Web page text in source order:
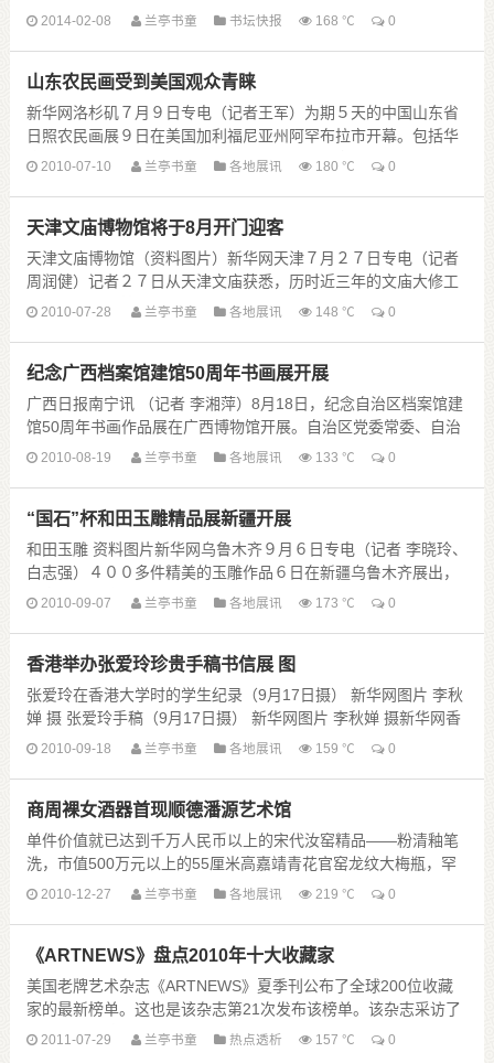
行。常沙娜、赵之硕、陈若菊、王建中、邱春林以及张春雷等工
2014-02-08 兰亭书童 书坛快报 168 ℃ 0
山东农民画受到美国观众青睐
新华网洛杉矶７月９日专电（记者王军）为期５天的中国山东省
日照农民画展９日在美国加利福尼亚州阿罕布拉市开幕。包括华
裔观众在内的美国观众被具有浓郁中国乡土气息的作品......
2010-07-10 兰亭书童 各地展讯 180 ℃ 0
天津文庙博物馆将于8月开门迎客
天津文庙博物馆（资料图片）新华网天津７月２７日专电（记者
周润健）记者２７日从天津文庙获悉，历时近三年的文庙大修工
程及布展工作基本结束，以崭新面貌示人的天津文庙......
2010-07-28 兰亭书童 各地展讯 148 ℃ 0
纪念广西档案馆建馆50周年书画展开展
广西日报南宁讯 （记者 李湘萍）8月18日，纪念自治区档案馆建
馆50周年书画作品展在广西博物馆开展。自治区党委常委、自治
区常务副主席李金早，自治区党委常委、秘书......
2010-08-19 兰亭书童 各地展讯 133 ℃ 0
“国石”杯和田玉雕精品展新疆开展
和田玉雕 资料图片新华网乌鲁木齐９月６日专电（记者 李晓玲、
白志强）４００多件精美的玉雕作品６日在新疆乌鲁木齐展出，
专家们将从这些作品中评选出代表新疆参加第９届......
2010-09-07 兰亭书童 各地展讯 173 ℃ 0
香港举办张爱玲珍贵手稿书信展 图
张爱玲在香港大学时的学生纪录（9月17日摄） 新华网图片 李秋
婵 摄 张爱玲手稿（9月17日摄） 新华网图片 李秋婵 摄新华网香
港９月１７日电（记者 孙浩......
2010-09-18 兰亭书童 各地展讯 159 ℃ 0
商周裸女酒器首现顺德潘源艺术馆
单件价值就已达到千万人民币以上的宋代汝窑精品——粉清釉笔
洗，市值500万元以上的55厘米高嘉靖青花官窑龙纹大梅瓶，罕
见的商周时期裸女玉酒器……超过500件中国历......
2010-12-27 兰亭书童 各地展讯 219 ℃ 0
《ARTNEWS》盘点2010年十大收藏家
美国老牌艺术杂志《ARTNEWS》夏季刊公布了全球200位收藏
家的最新榜单。这也是该杂志第21次发布该榜单。该杂志采访了
来自22个国家和地区的收藏家、画商、拍卖......
2011-07-29 兰亭书童 热点透析 157 ℃ 0